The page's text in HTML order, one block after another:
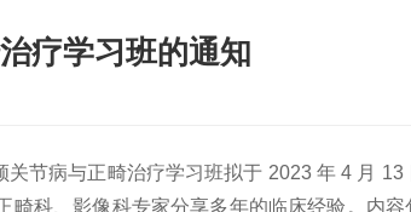
疗学习班的通知
节病与正畸治疗学习班拟于 2023 年 4 月
科、影像科专家分享多年的临床经验。内